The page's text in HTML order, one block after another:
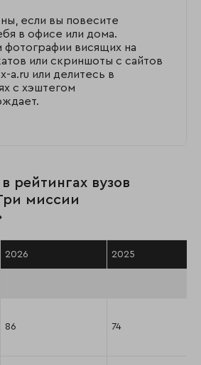
если вы повесите
в офисе или дома.
фотографии висящих на
или скриншоты с сайтов
a.ru или делитесь в
с хэштегом
рейтингах вузов
миссии
2026 2025
86 74